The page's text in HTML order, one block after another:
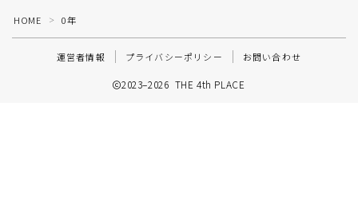
HOME ＞ 0年
運営者情報 プライバシーポリシー お問い合わせ
2023–2026 THE 4th PLACE